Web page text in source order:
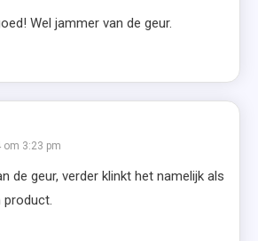
Wel jammer van de geur.
om 3:23 pm
de geur, verder klinkt het namelijk als
product.